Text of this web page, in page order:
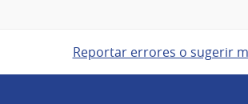
Reportar errores o sugerir